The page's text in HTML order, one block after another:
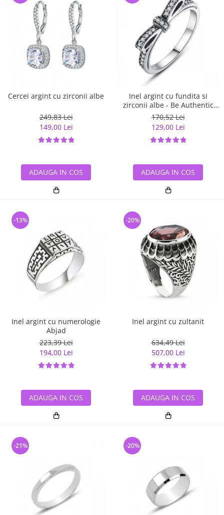
Cercei argint cu zirconii albe
249,83 Lei
149,00 Lei
ADAUGA IN COS
Inel argint cu fundita si
zirconii albe - Be Authentic
IST0007
170,52 Lei
129,00 Lei
ADAUGA IN COS
Inel argint cu numerologie
Abjad
223,39 Lei
194,00 Lei
-13%
ADAUGA IN COS
Inel argint cu zultanit
634,49 Lei
507,00 Lei
-20%
ADAUGA IN COS
-21% -20%